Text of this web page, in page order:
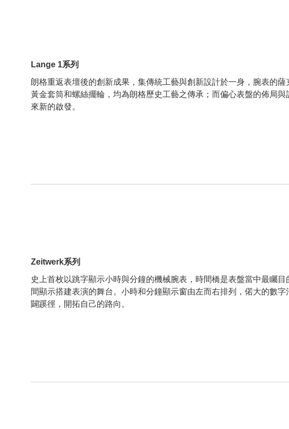
Lange 1系列
朗格重返表壇後的創新成果，集傳統工藝與創新設計於一身，腕表的
黃金套筒和螺絲擺輪，均為朗格歷史工藝之傳承；而偏心表盤的佈局
來新的啟發。
Zeitwerk系列
史上首枚以跳字顯示小時與分鐘的機械腕表，時間橋是表盤當中最矚
間顯示搭建表演的舞台。小時和分鐘顯示窗由左而右排列，偌大的數
闢蹊徑，開拓自己的路向。